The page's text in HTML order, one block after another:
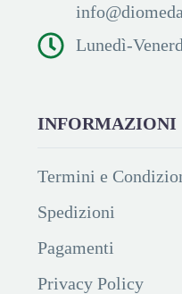
Lunedì-
INFORMAZIONI
Termini e
Spedizioni
Pagamenti
Privacy Policy